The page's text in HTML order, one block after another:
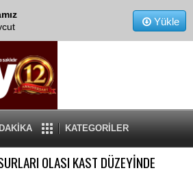
Yükle
KATEGORİLER
OLASI KAST DÜZEYİNDE